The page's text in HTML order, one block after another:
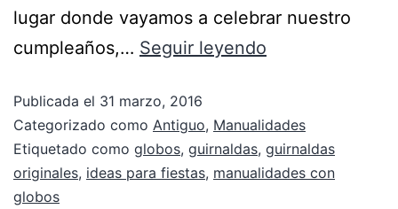
lugar donde vayamos a celebrar nuestro
cumpleaños,… Seguir leyendo
Publicada el 31 marzo, 2016
Categorizado como Antiguo, Manualidades
Etiquetado como globos, guirnaldas, guirnaldas
originales, ideas para fiestas, manualidades con
globos